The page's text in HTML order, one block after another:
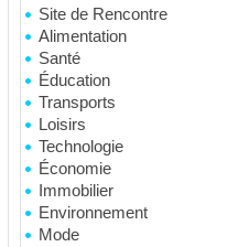
Site de Rencontre
Alimentation
Santé
Éducation
Transports
Loisirs
Technologie
Économie
Immobilier
Environnement
Mode